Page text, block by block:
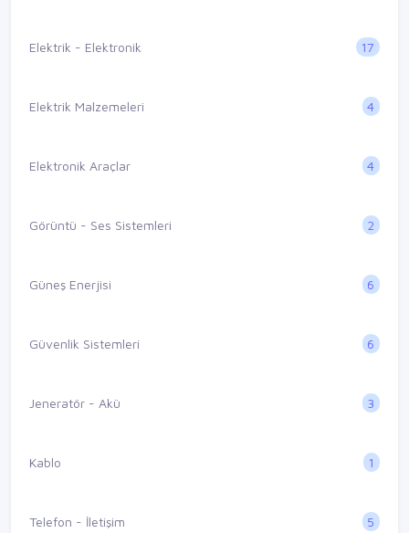
Elektrik - Elektronik 17
Elektrik Malzemeleri 4
Elektronik Araçlar 4
Görüntü - Ses Sistemleri 2
Güneş Enerjisi 6
Güvenlik Sistemleri 6
Jeneratör - Akü 3
Kablo 1
Telefon - İletişim 5